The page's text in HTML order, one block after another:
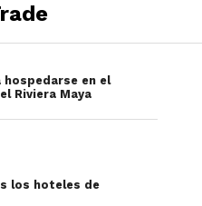
hospedarse en el
Riviera Maya
los hoteles de